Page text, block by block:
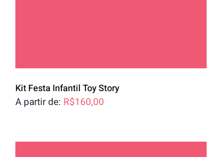
Kit Festa Infantil Toy Story
A partir de: R$160,00